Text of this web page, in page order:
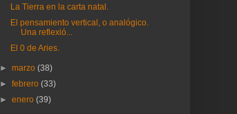
La Tierra en la carta natal.
El pensamiento vertical, o analógico.
Una reflexió...
El 0 de Aries.
►marzo(38)
►febrero(33)
►enero(39)